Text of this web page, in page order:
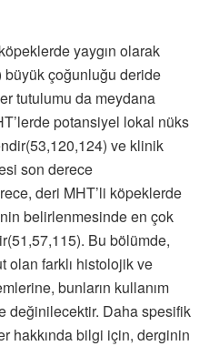
yaygın olarak
büyük çoğunluğu deride
tutulumu da meydana
potansiyel lokal nüks
ve klinik
son derece
deri MHT’li köpeklerde
belirlenmesinde en çok
Bu bölümde,
olan farklı histolojik ve
bunların kullanım
değinilecektir. Daha spesifik
hakkında bilgi için, derginin